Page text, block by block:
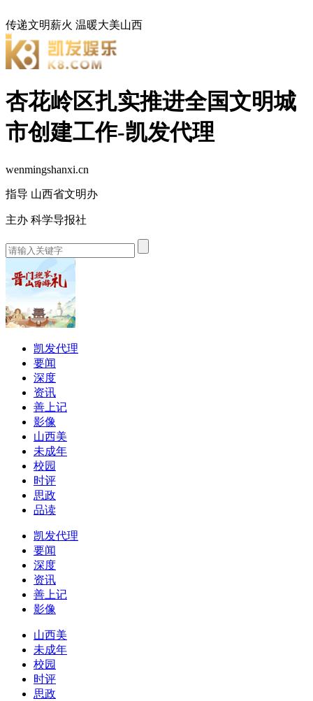
传递文明薪火 温暖大美山西
杏花岭区扎实推进全国文明城
市创建工作-凯发代理
wenmingshanxi.cn
指导 山西省文明办
主办 科学导报社
凯发代理
要闻
深度
资讯
善上记
影像
山西美
未成年
校园
时评
思政
品读
凯发代理
要闻
深度
资讯
善上记
影像
山西美
未成年
校园
时评
思政